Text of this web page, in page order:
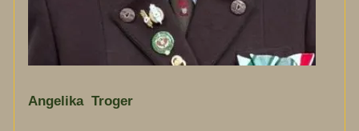
Angelika Troger